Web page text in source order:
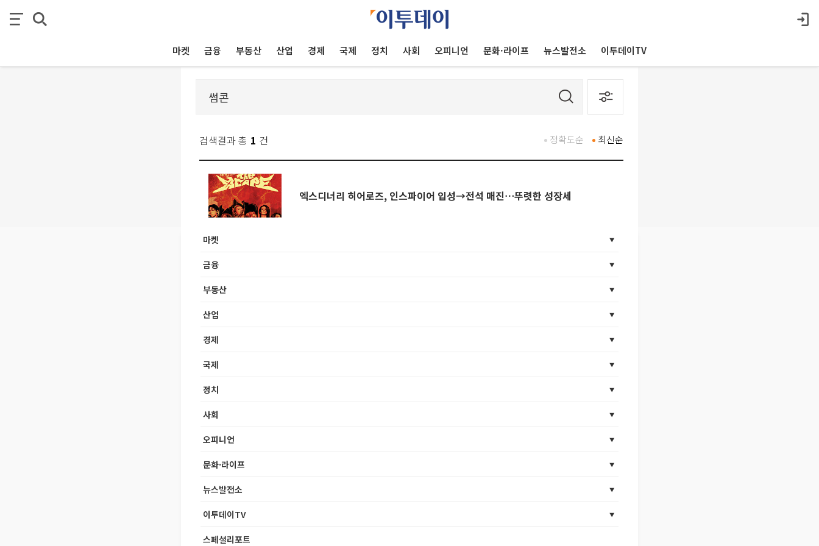
마켓 금융 부동산 산업 경제 국제 정치 사회 오피니언 문화·라이프 뉴스발전소 이투데이TV
검색결과 총 1 건 최신순
정확도순
엑스디너리 히어로즈, 인스파이어 입성→전석 매진⋯뚜렷한 성장세
마켓
금융
부동산
산업
경제
국제
정치
사회
오피니언
문화·라이프
뉴스발전소
이투데이TV
스페셜리포트